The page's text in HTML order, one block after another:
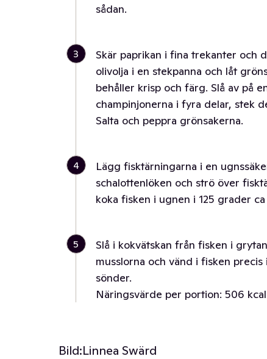
sådan.
3
Skär paprikan i fina trekanter och
olivolja i en stekpanna och låt
behåller krisp och färg. Slå av på
champinjonerna i fyra delar, stek
Salta och peppra grönsakerna.
4
Lägg fisktärningarna i en
schalottenlöken och strö över
koka fisken i ugnen i 125 grader
5
Slå i kokvätskan från fisken i
musslorna och vänd i fisken
sönder.
Näringsvärde per portion: 506
Bild:Linnea Swärd